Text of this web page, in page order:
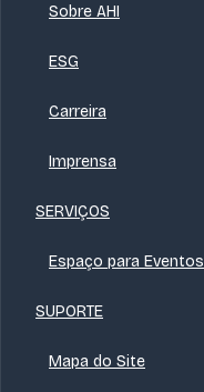
Sobre AHI
ESG
Carreira
Imprensa
SERVIÇOS
Espaço para Eventos
SUPORTE
Mapa do Site